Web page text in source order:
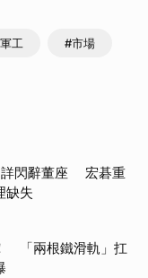
工 #市場
詳閃辭董座 宏碁重
缺失
「兩根鐵滑軌」扛